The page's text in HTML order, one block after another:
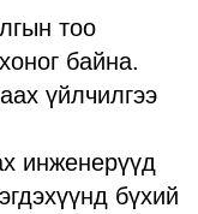
тоо
байна.
үйлчилгээ
инженерүүд
бүхий